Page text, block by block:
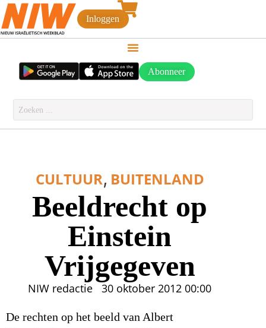
Inloggen
Abonneer
CULTUUR, BUITENLAND
Beeldrecht op
Einstein
Vrijgegeven
NIW redactie 30 oktober 2012 00:00
De rechten op het beeld van Albert